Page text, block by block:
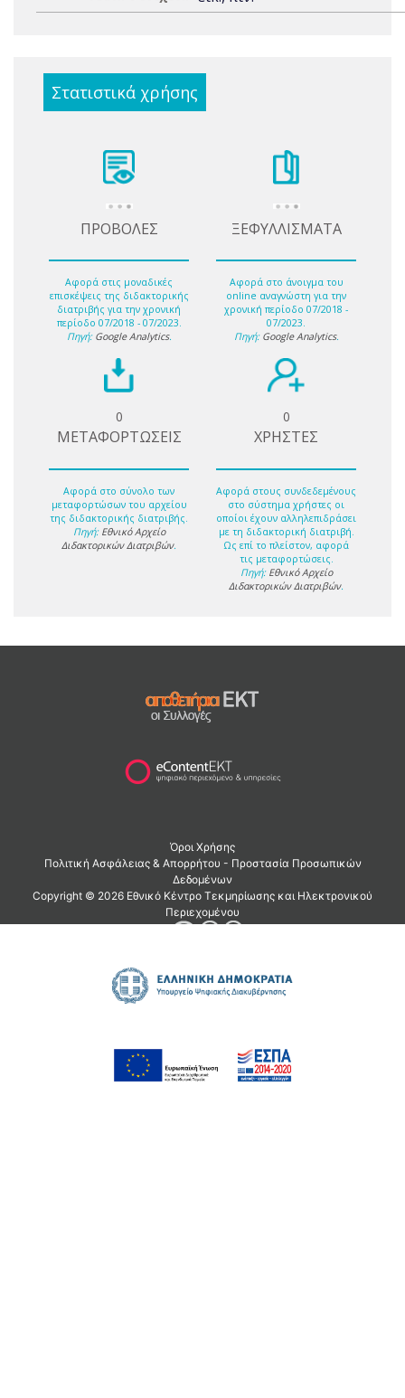
Στατιστικά χρήσης
ΠΡΟΒΟΛΕΣ
Αφορά στις μοναδικές
επισκέψεις της διδακτορικής
διατριβής για την χρονική
περίοδο 07/2018 - 07/2023.
Πηγή: Google Analytics.
ΞΕΦΥΛΛΙΣΜΑΤΑ
Αφορά στο άνοιγμα του
online αναγνώστη για την
χρονική περίοδο 07/2018 -
07/2023.
Πηγή: Google Analytics.
0
ΜΕΤΑΦΟΡΤΩΣΕΙΣ
Αφορά στο σύνολο των
μεταφορτώσων του αρχείου
της διδακτορικής διατριβής.
Πηγή: Εθνικό Αρχείο
Διδακτορικών Διατριβών.
0
ΧΡΗΣΤΕΣ
Αφορά στους συνδεδεμένους
στο σύστημα χρήστες οι
οποίοι έχουν αλληλεπιδράσει
με τη διδακτορική διατριβή.
Ως επί το πλείστον, αφορά
τις μεταφορτώσεις.
Πηγή: Εθνικό Αρχείο
Διδακτορικών Διατριβών.